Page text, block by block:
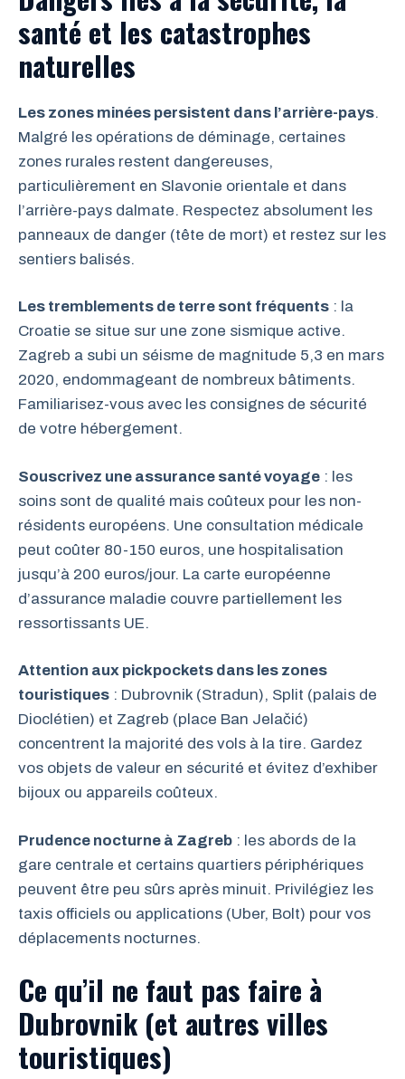
santé et les catastrophes
naturelles
Les zones minées persistent dans l’arrière-pays.
Malgré les opérations de déminage, certaines
zones rurales restent dangereuses,
particulièrement en Slavonie orientale et dans
l’arrière-pays dalmate. Respectez absolument les
panneaux de danger (tête de mort) et restez sur les
sentiers balisés.
Les tremblements de terre sont fréquents : la
Croatie se situe sur une zone sismique active.
Zagreb a subi un séisme de magnitude 5,3 en mars
2020, endommageant de nombreux bâtiments.
Familiarisez-vous avec les consignes de sécurité
de votre hébergement.
Souscrivez une assurance santé voyage : les
soins sont de qualité mais coûteux pour les non-
résidents européens. Une consultation médicale
peut coûter 80-150 euros, une hospitalisation
jusqu’à 200 euros/jour. La carte européenne
d’assurance maladie couvre partiellement les
ressortissants UE.
Attention aux pickpockets dans les zones
touristiques : Dubrovnik (Stradun), Split (palais de
Dioclétien) et Zagreb (place Ban Jelačić)
concentrent la majorité des vols à la tire. Gardez
vos objets de valeur en sécurité et évitez d’exhiber
bijoux ou appareils coûteux.
Prudence nocturne à Zagreb : les abords de la
gare centrale et certains quartiers périphériques
peuvent être peu sûrs après minuit. Privilégiez les
taxis officiels ou applications (Uber, Bolt) pour vos
déplacements nocturnes.
Ce qu’il ne faut pas faire à
Dubrovnik (et autres villes
touristiques)